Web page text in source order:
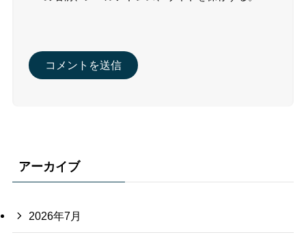
アーカイブ
2026年7月